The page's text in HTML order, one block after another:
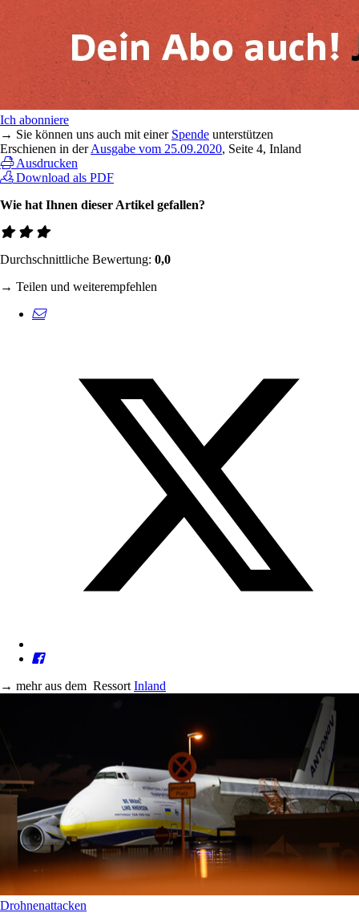
Ich abonniere
→ Sie können uns auch mit einer Spende unterstützen
Erschienen in derAusgabe vom 25.09.2020, Seite 4, Inland
Ausdrucken
Download als PDF
Wie hat Ihnen dieser Artikel gefallen?
Durchschnittliche Bewertung: 0,0
→ Teilen und weiterempfehlen
→ mehr aus dem Ressort Inland
Drohnenattacken